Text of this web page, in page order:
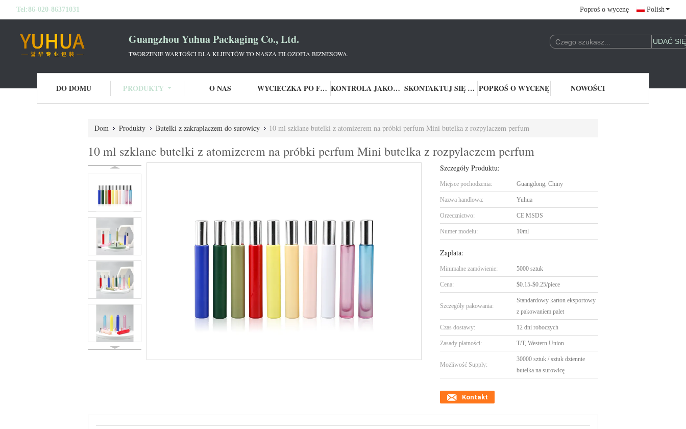
Tel:86-020-86371031 Poproś o wycenę Polish
Guangzhou Yuhua Packaging Co., Ltd.
TWORZENIE WARTOŚCI DLA KLIENTÓW TO NASZA FILOZOFIA BIZNESOWA.
DO DOMU PRODUKTY O NAS WYCIECZKA PO FABRYCE KONTROLA JAKOŚCI SKONTAKTUJ SIĘ Z NAMI POPROŚ O WYCENĘ NOWOŚCI
Dom Produkty Butelki z zakraplaczem do surowicy 10 ml szklane butelki z atomizerem na próbki perfum Mini butelka z rozpylaczem perfum
10 ml szklane butelki z atomizerem na próbki perfum Mini butelka z rozpylaczem perfum
Szczegóły Produktu:
Miejsce pochodzenia: Guangdong, Chiny
Nazwa handlowa: Yuhua
Orzecznictwo: CE MSDS
Numer modelu: 10ml
Zapłata:
Minimalne zamówienie: 5000 sztuk
Cena: $0.15-$0.25/piece
Szczegóły pakowania:
Standardowy karton eksportowy
z pakowaniem palet
Czas dostawy: 12 dni roboczych
Zasady płatności: T/T, Western Union
Możliwość Supply:
30000 sztuk / sztuk dziennie
butelka na surowicę
Kontakt